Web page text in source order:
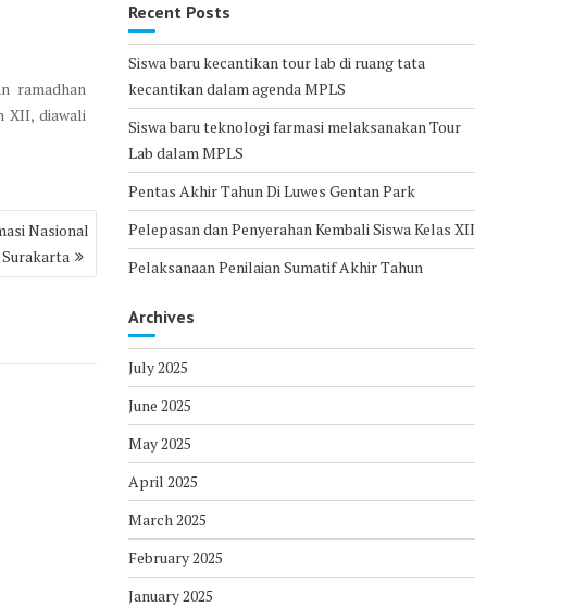
ramadhan
XII, diawali
Nasional
Surakarta
Recent Posts
Siswa baru kecantikan tour lab di ruang tata
kecantikan dalam agenda MPLS
Siswa baru teknologi farmasi melaksanakan Tour
Lab dalam MPLS
Pentas Akhir Tahun Di Luwes Gentan Park
Pelepasan dan Penyerahan Kembali Siswa Kelas XII
Pelaksanaan Penilaian Sumatif Akhir Tahun
Archives
July 2025
June 2025
May 2025
April 2025
March 2025
February 2025
January 2025